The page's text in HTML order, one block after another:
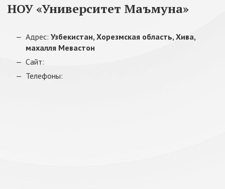
НОУ «Университет Маъмуна»
Адрес: Узбекистан, Хорезмская область, Хива,
махалля Мевастон
Сайт:
Телефоны: